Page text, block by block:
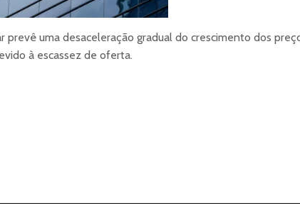
uma desaceleração gradual do crescimento dos
à escassez de oferta.